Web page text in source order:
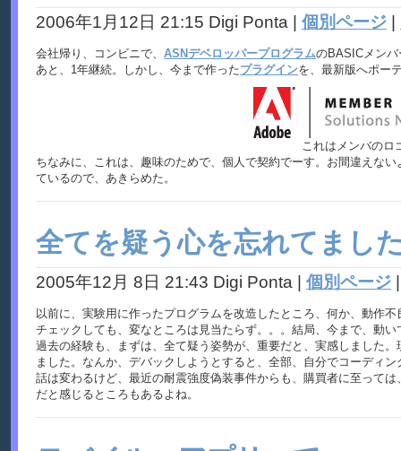
2006年1月12日 21:15 Digi Ponta | 個別ページ |
会社帰り、コンビニで、 ASNデベロッパープログラムのBASICメン
あと、1年継続。しかし、今まで作ったプラグインを、最新版へポー
これはメンバのロ
ちなみに、これは、趣味のためで、個人で契約でーす。お間違えな
ているので、あきらめた。
全てを疑う心を忘れてまし
2005年12月 8日 21:43 Digi Ponta | 個別ページ
以前に、実験用に作ったプログラムを改造したところ、何か、動作
チェックしても、変なところは見当たらず。。。結局、今まで、動
過去の経験も、まずは、全て疑う姿勢が、重要だと、実感しました
ました。なんか、デバックしようとすると、全部、自分でコーディ
話は変わるけど、最近の耐震強度偽装事件からも、購買者に至って
だと感じるところもあるよね。